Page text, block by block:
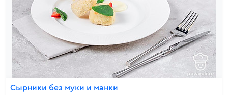
Сырники без муки и манки